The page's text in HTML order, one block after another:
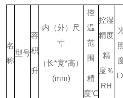
名
称
型号
容
积
升
内（外）尺
寸
（长*宽*高）
(mm)
控
温
范
围
精
度℃
控湿
精度
精
度％
RH